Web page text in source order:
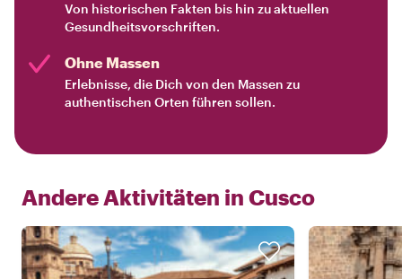
Von historischen Fakten bis hin zu aktuellen
Gesundheitsvorschriften.
Ohne Massen
Erlebnisse, die Dich von den Massen zu
authentischen Orten führen sollen.
Andere Aktivitäten in Cusco